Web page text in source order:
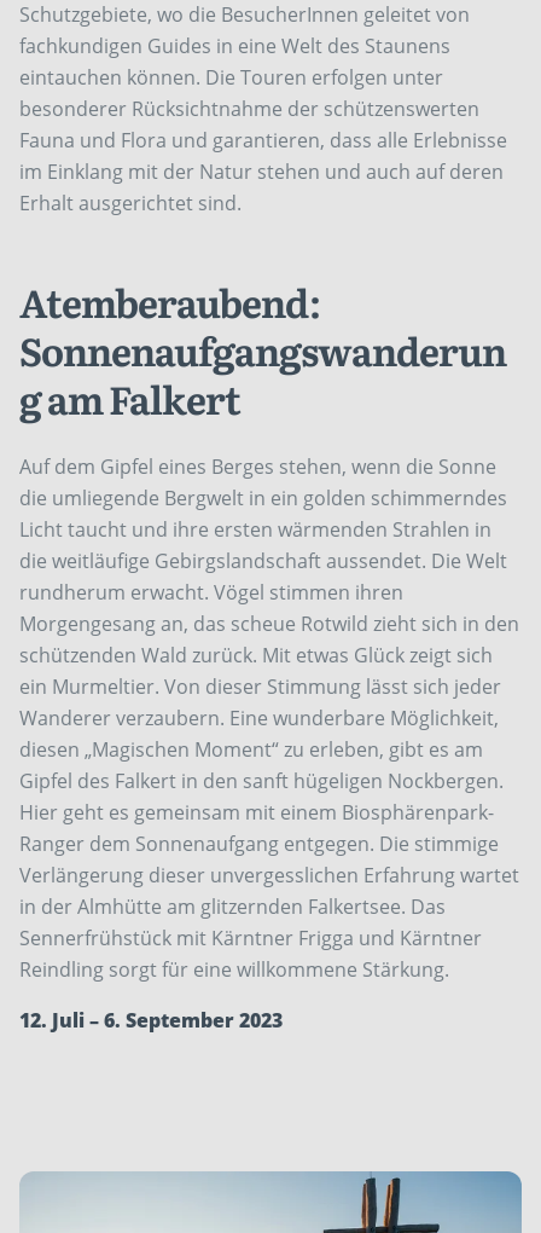
Schutzgebiete, wo die BesucherInnen geleitet von
fachkundigen Guides in eine Welt des Staunens
eintauchen können. Die Touren erfolgen unter
besonderer Rücksichtnahme der schützenswerten
Fauna und Flora und garantieren, dass alle Erlebnisse
im Einklang mit der Natur stehen und auch auf deren
Erhalt ausgerichtet sind.
Atemberaubend:
Sonnenaufgangswanderun
g am Falkert
Auf dem Gipfel eines Berges stehen, wenn die Sonne
die umliegende Bergwelt in ein golden schimmerndes
Licht taucht und ihre ersten wärmenden Strahlen in
die weitläufige Gebirgslandschaft aussendet. Die Welt
rundherum erwacht. Vögel stimmen ihren
Morgengesang an, das scheue Rotwild zieht sich in den
schützenden Wald zurück. Mit etwas Glück zeigt sich
ein Murmeltier. Von dieser Stimmung lässt sich jeder
Wanderer verzaubern. Eine wunderbare Möglichkeit,
diesen „Magischen Moment“ zu erleben, gibt es am
Gipfel des Falkert in den sanft hügeligen Nockbergen.
Hier geht es gemeinsam mit einem Biosphärenpark-
Ranger dem Sonnenaufgang entgegen. Die stimmige
Verlängerung dieser unvergesslichen Erfahrung wartet
in der Almhütte am glitzernden Falkertsee. Das
Sennerfrühstück mit Kärntner Frigga und Kärntner
Reindling sorgt für eine willkommene Stärkung.
12. Juli – 6. September 2023